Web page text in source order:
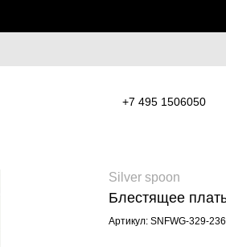
+7 495 1506050
Silver spoon
Блестящее
Артикул: SNFWG-329-